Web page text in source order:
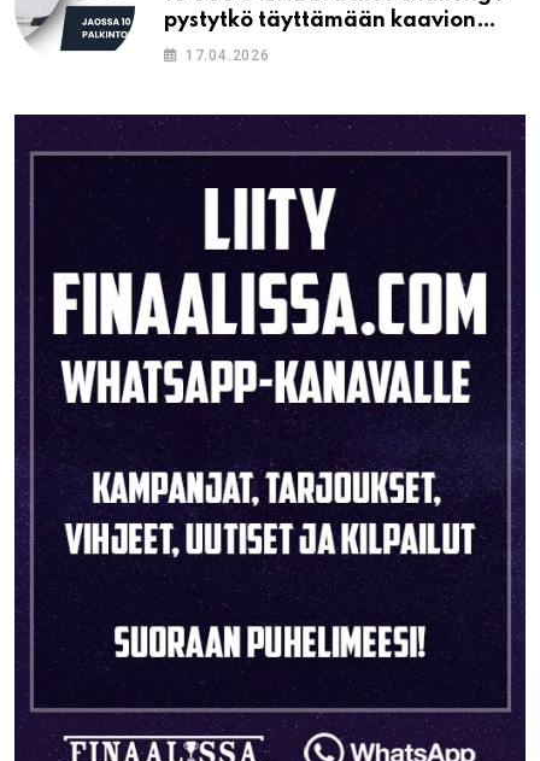
pystytkö täyttämään kaavion
oikein?
17.04.2026